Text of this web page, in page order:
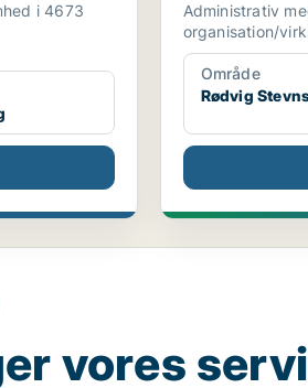
i 4673
Administrativ
organisation/
Område
Rødvig
vores